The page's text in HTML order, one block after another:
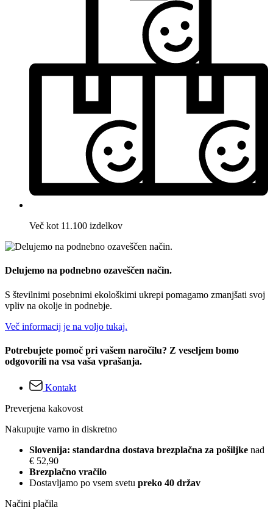
Več kot 11.100 izdelkov
Delujemo na podnebno ozaveščen način.
S številnimi posebnimi ekološkimi ukrepi pomagamo zmanjšati svoj
vpliv na okolje in podnebje.
Več informacij je na voljo tukaj.
Potrebujete pomoč pri vašem naročilu? Z veseljem bomo
odgovorili na vsa vaša vprašanja.
Kontakt
Preverjena kakovost
Nakupujte varno in diskretno
Slovenija: standardna dostava brezplačna za pošiljke nad
€ 52,90
Brezplačno vračilo
Dostavljamo po vsem svetu preko 40 držav
Načini plačila